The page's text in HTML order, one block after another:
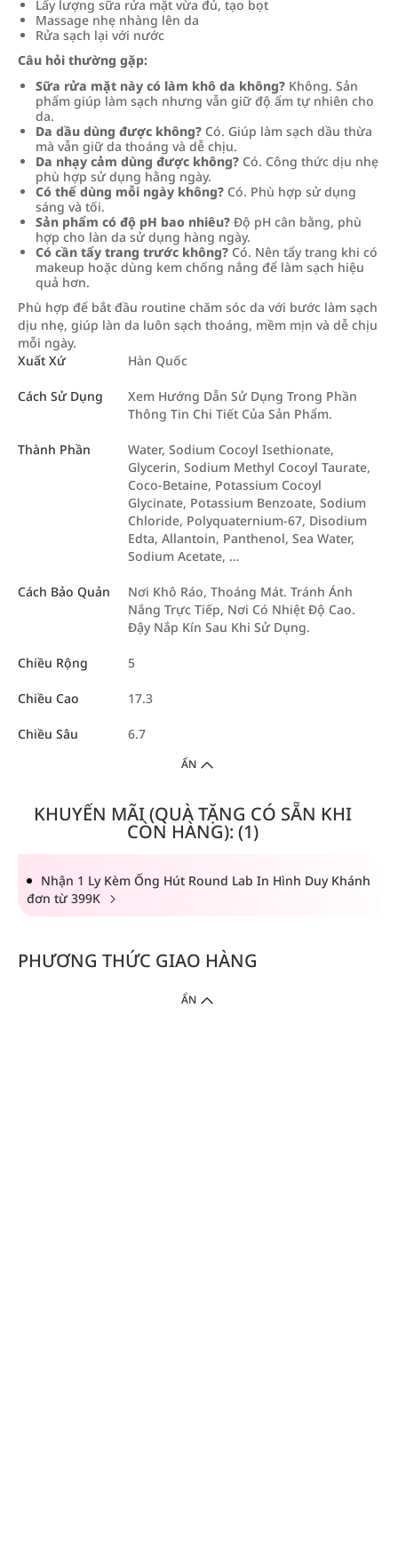
Lấy lượng sữa rửa mặt vừa đủ, tạo bọt
Massage nhẹ nhàng lên da
Rửa sạch lại với nước
Câu hỏi thường gặp:
Sữa rửa mặt này có làm khô da không? Không. Sản
phẩm giúp làm sạch nhưng vẫn giữ độ ẩm tự nhiên cho
da.
Da dầu dùng được không? Có. Giúp làm sạch dầu thừa
mà vẫn giữ da thoáng và dễ chịu.
Da nhạy cảm dùng được không? Có. Công thức dịu nhẹ
phù hợp sử dụng hằng ngày.
Có thể dùng mỗi ngày không? Có. Phù hợp sử dụng
sáng và tối.
Sản phẩm có độ pH bao nhiêu? Độ pH cân bằng, phù
hợp cho làn da sử dụng hàng ngày.
Có cần tẩy trang trước không? Có. Nên tẩy trang khi có
makeup hoặc dùng kem chống nắng để làm sạch hiệu
quả hơn.
Phù hợp để bắt đầu routine chăm sóc da với bước làm sạch
dịu nhẹ, giúp làn da luôn sạch thoáng, mềm mịn và dễ chịu
mỗi ngày.
Xuất Xứ
Hàn Quốc
Cách Sử Dụng
Xem Hướng Dẫn Sử Dụng Trong Phần
Thông Tin Chi Tiết Của Sản Phẩm.
Thành Phần
Water, Sodium Cocoyl Isethionate,
Glycerin, Sodium Methyl Cocoyl Taurate,
Coco-Betaine, Potassium Cocoyl
Glycinate, Potassium Benzoate, Sodium
Chloride, Polyquaternium-67, Disodium
Edta, Allantoin, Panthenol, Sea Water,
Sodium Acetate, …
Cách Bảo Quản
Nơi Khô Ráo, Thoáng Mát. Tránh Ánh
Nắng Trực Tiếp, Nơi Có Nhiệt Độ Cao.
Đậy Nắp Kín Sau Khi Sử Dụng.
Chiều Rộng 5
Chiều Cao 17.3
Chiều Sâu 6.7
ẨN
KHUYẾN MÃI (QUÀ TẶNG CÓ SẴN KHI
CÒN HÀNG): (1)
Nhận 1 Ly Kèm Ống Hút Round Lab In Hình Duy Khánh
đơn từ 399K
PHƯƠNG THỨC GIAO HÀNG
ẨN